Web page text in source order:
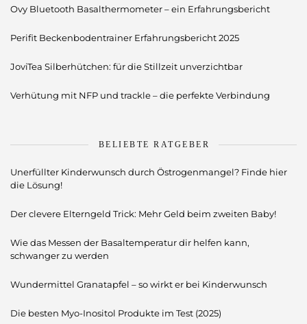
Ovy Bluetooth Basalthermometer – ein Erfahrungsbericht
Perifit Beckenbodentrainer Erfahrungsbericht 2025
JoviTea Silberhütchen: für die Stillzeit unverzichtbar
Verhütung mit NFP und trackle – die perfekte Verbindung
BELIEBTE RATGEBER
Unerfüllter Kinderwunsch durch Östrogenmangel? Finde hier
die Lösung!
Der clevere Elterngeld Trick: Mehr Geld beim zweiten Baby!
Wie das Messen der Basaltemperatur dir helfen kann,
schwanger zu werden
Wundermittel Granatapfel – so wirkt er bei Kinderwunsch
Die besten Myo-Inositol Produkte im Test (2025)